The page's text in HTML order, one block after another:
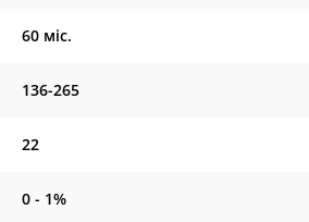
60 міс.
136-265
22
0 - 1%